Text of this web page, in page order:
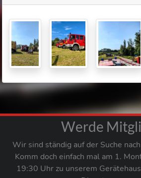
Werde
Wir sind ständig auf der Suche
Komm doch einfach mal am 1.
19:30 Uhr zu unserem